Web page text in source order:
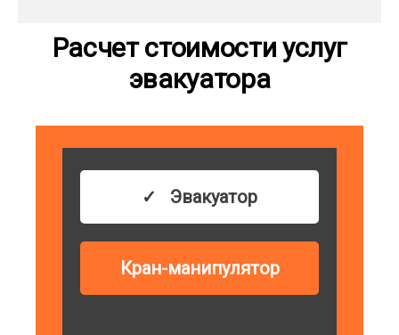
Расчет стоимости услуг
эвакуатора
Эвакуатор
Кран-манипулятор